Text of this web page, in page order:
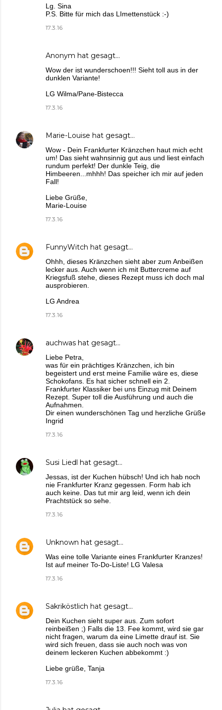
Lg. Sina
P.S. Bitte für mich das LImettenstück :-)
17.3.16
Anonym hat gesagt…
Wow der ist wunderschoen!!! Sieht toll aus in der
dunklen Variante!
LG Wilma/Pane-Bistecca
17.3.16
Marie-Louise hat gesagt…
Wow - Dein Frankfurter Kränzchen haut mich echt
um! Das sieht wahnsinnig gut aus und liest einfach
rundum perfekt! Der dunkle Teig, die
Himbeeren...mhhh! Das speicher ich mir auf jeden
Fall!
Liebe Grüße,
Marie-Louise
17.3.16
FunnyWitch hat gesagt…
Ohhh, dieses Kränzchen sieht aber zum Anbeißen
lecker aus. Auch wenn ich mit Buttercreme auf
Kriegsfuß stehe, dieses Rezept muss ich doch mal
ausprobieren.
LG Andrea
17.3.16
auchwas hat gesagt…
Liebe Petra,
was für ein prächtiges Kränzchen, ich bin
begeistert und erst meine Familie wäre es, diese
Schokofans. Es hat sicher schnell ein 2.
Frankfurter Klassiker bei uns Einzug mit Deinem
Rezept. Super toll die Ausführung und auch die
Aufnahmen.
Dir einen wunderschönen Tag und herzliche Grüße
Ingrid
17.3.16
Susi Liedl hat gesagt…
Jessas, ist der Kuchen hübsch! Und ich hab noch
nie Frankfurter Kranz gegessen. Form hab ich
auch keine. Das tut mir arg leid, wenn ich dein
Prachtstück so sehe.
17.3.16
Unknown hat gesagt…
Was eine tolle Variante eines Frankfurter Kranzes!
Ist auf meiner To-Do-Liste! LG Valesa
17.3.16
Sakriköstlich hat gesagt…
Dein Kuchen sieht super aus. Zum sofort
reinbeißen ;) Falls die 13. Fee kommt, wird sie gar
nicht fragen, warum da eine Limette drauf ist. Sie
wird sich freuen, dass sie auch noch was von
deinem leckeren Kuchen abbekommt :)
Liebe grüße, Tanja
17.3.16